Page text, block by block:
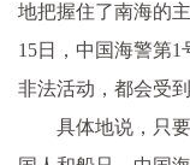
地把握住了南海的
15日，中国海警第
非法活动，都会受
具体地说，只